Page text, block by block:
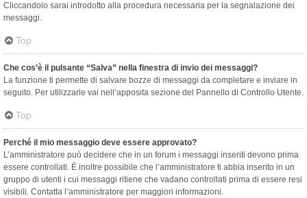
Cliccandolo sarai introdotto alla procedura necessaria per la segnalazione dei
messaggi.
Top
Che cos’è il pulsante “Salva” nella finestra di invio dei messaggi?
La funzione ti permette di salvare bozze di messaggi da completare e inviare in
seguito. Per utilizzarle vai nell’apposita sezione del Pannello di Controllo Utente.
Top
Perché il mio messaggio deve essere approvato?
L’amministratore può decidere che in un forum i messaggi inseriti devono prima
essere controllati. È inoltre possibile che l’amministratore ti abbia inserito in un
gruppo di utenti i cui messaggi ritiene che vadano controllati prima di essere resi
visibili. Contatta l’amministratore per maggiori informazioni.